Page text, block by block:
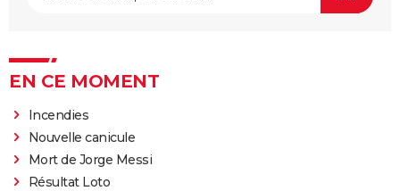
EN CE MOMENT
Incendies
Nouvelle canicule
Mort de Jorge Messi
Résultat Loto